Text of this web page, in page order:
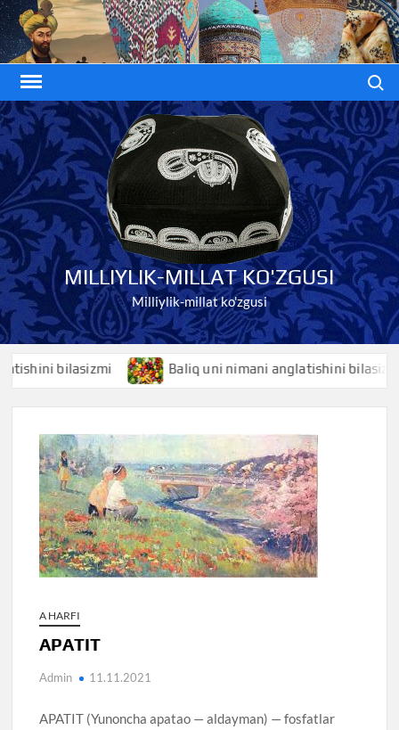
Skip
to
content
MILLIYLIK-MILLAT KO'ZGUSI
Milliylik-millat ko'zgusi
bilasizmi Baliq uni nimani anglatishini bilasizmi
A HARFI
APATIT
Admin 11.11.2021
APATIT (Yunoncha apatao — aldayman) — fosfatlar